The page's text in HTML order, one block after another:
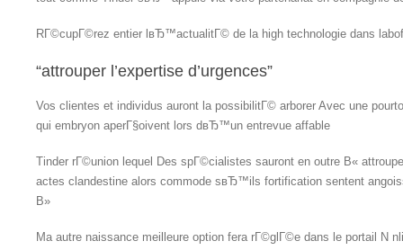
RГ©cupГ©rez entier lвЂ™actualitГ© de la high technologie dans
“attrouper l’expertise d’urgences”
Vos clientes et individus auront la possibilitГ© arborer Avec une
qui embryon aperГ§oivent lors dвЂ™un entrevue affable
Tinder rГ©union lequel Des spГ©cialistes sauront en outre В«
actes clandestine alors commode sвЂ™ils fortification sentent
В»
Ma autre naissance meilleure option fera rГ©glГ©e dans le portail N